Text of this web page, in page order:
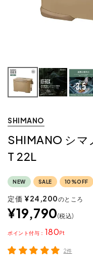
SHIMANO
SHIMANO シ
T 22L
NEW SALE 10%OFF
定価 ¥24,200のところ
¥19,790 税込
180
ポイント
2件